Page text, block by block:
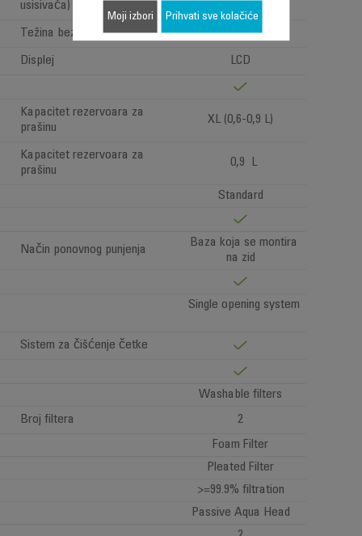
usisivača)
Težina bez dodataka 3.2 kg
Displej LCD
Kapacitet rezervoara za
prašinu
XL (0,6-0,9 L)
Kapacitet rezervoara za
prašinu
0,9 L
Standard
Način ponovnog punjenja
Baza koja se montira
na zid
Single opening system
Sistem za čišćenje četke
Washable filters
Broj filtera
2
Foam Filter
Pleated Filter
>=99.9% filtration
Passive Aqua Head
Moji izbori Prihvati sve kolačiće